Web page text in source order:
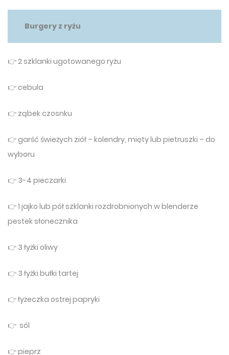
Burgery z ryżu
👉 2 szklanki ugotowanego ryżu
👉 cebula
👉 ząbek czosnku
👉 garść świeżych ziół – kolendry, mięty lub pietruszki – do
wyboru
👉 3-4 pieczarki
👉 1 jajko lub pół szklanki rozdrobnionych w blenderze
pestek słonecznika
👉 3 łyżki oliwy
👉 3 łyżki bułki tartej
👉 łyżeczka ostrej papryki
👉 sól
👉 pieprz